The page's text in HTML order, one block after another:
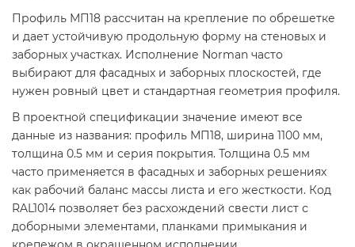
Профиль МП18 рассчитан на крепление по обрешетке
и дает устойчивую продольную форму на стеновых и
заборных участках. Исполнение Norman часто
выбирают для фасадных и заборных плоскостей, где
нужен ровный цвет и стандартная геометрия профиля.
В проектной спецификации значение имеют все
данные из названия: профиль МП18, ширина 1100 мм,
толщина 0.5 мм и серия покрытия. Толщина 0.5 мм
часто применяется в фасадных и заборных решениях
как рабочий баланс массы листа и его жесткости. Код
RAL1014 позволяет без расхождений свести лист с
доборными элементами, планками примыкания и